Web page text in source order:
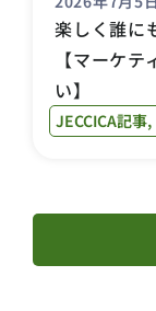
楽しく誰に
【マーケ
い】
JECCICA記事,